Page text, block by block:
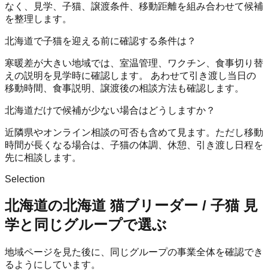
なく、見学、子猫、譲渡条件、移動距離を組み合わせて候補
を整理します。
北海道で子猫を迎える前に確認する条件は？
寒暖差が大きい地域では、室温管理、ワクチン、食事切り替
えの説明を見学時に確認します。 あわせて引き渡し当日の
移動時間、食事説明、譲渡後の相談方法も確認します。
北海道だけで候補が少ない場合はどうしますか？
近隣県やオンライン相談の可否も含めて見ます。ただし移動
時間が長くなる場合は、子猫の体調、休憩、引き渡し日程を
先に相談します。
Selection
北海道の北海道 猫ブリーダー / 子猫 見
学と同じグループで選ぶ
地域ページを見た後に、同じグループの事業全体を確認でき
るようにしています。